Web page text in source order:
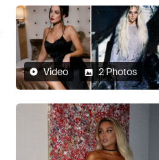
Video 2 Photos